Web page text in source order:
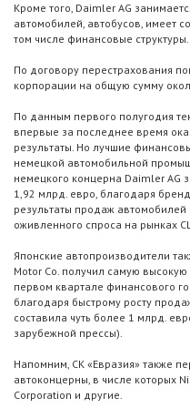
Кроме того, Daimler AG
автомобилей, автобусов, имеет
том числе финансовые структуры.
По договору перестрахования
корпорации на общую сумму
По данным первого полугодия
впервые за последнее время
результаты. Но лучшие
немецкой автомобильной
немецкого концерна Daimler AG
1,92 млрд. евро, благодаря
результаты продаж
оживленного спроса на рынках
Японские автопроизводители
Motor Co. получил самую
первом квартале финансового
благодаря быстрому росту
составила чуть более 1 млрд.
зарубежной прессы).
Напомним, СК «Евразия» также
автоконцерны, в числе которых
Corporation и другие.